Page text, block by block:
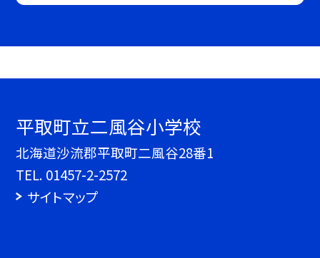
平取町立二風谷小学校
北海道沙流郡平取町二風谷28番1
TEL. 01457-2-2572
サイトマップ